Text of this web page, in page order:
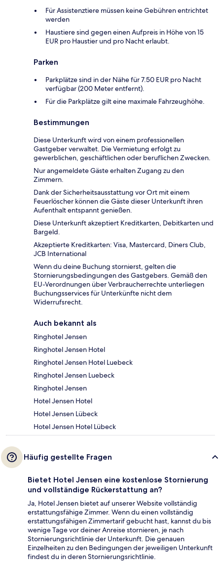
Für Assistenztiere müssen keine Gebühren entrichtet
werden
Haustiere sind gegen einen Aufpreis in Höhe von 15
EUR pro Haustier und pro Nacht erlaubt.
Parken
Parkplätze sind in der Nähe für 7.50 EUR pro Nacht
verfügbar (200 Meter entfernt).
Für die Parkplätze gilt eine maximale Fahrzeughöhe.
Bestimmungen
Diese Unterkunft wird von einem professionellen
Gastgeber verwaltet. Die Vermietung erfolgt zu
gewerblichen, geschäftlichen oder beruflichen Zwecken.
Nur angemeldete Gäste erhalten Zugang zu den
Zimmern.
Dank der Sicherheitsausstattung vor Ort mit einem
Feuerlöscher können die Gäste dieser Unterkunft ihren
Aufenthalt entspannt genießen.
Diese Unterkunft akzeptiert Kreditkarten, Debitkarten und
Bargeld.
Akzeptierte Kreditkarten: Visa, Mastercard, Diners Club,
JCB International
Wenn du deine Buchung stornierst, gelten die
Stornierungsbedingungen des Gastgebers. Gemäß den
EU-Verordnungen über Verbraucherrechte unterliegen
Buchungsservices für Unterkünfte nicht dem
Widerrufsrecht.
Auch bekannt als
Ringhotel Jensen
Ringhotel Jensen Hotel
Ringhotel Jensen Hotel Luebeck
Ringhotel Jensen Luebeck
Ringhotel Jensen
Hotel Jensen Hotel
Hotel Jensen Lübeck
Hotel Jensen Hotel Lübeck
Häufig gestellte Fragen
Bietet Hotel Jensen eine kostenlose Stornierung
und vollständige Rückerstattung an?
Ja, Hotel Jensen bietet auf unserer Website vollständig
erstattungsfähige Zimmer. Wenn du einen vollständig
erstattungsfähigen Zimmertarif gebucht hast, kannst du bis
wenige Tage vor deiner Anreise stornieren, je nach
Stornierungsrichtlinie der Unterkunft. Die genauen
Einzelheiten zu den Bedingungen der jeweiligen Unterkunft
findest du in deren Stornierungsrichtlinie.